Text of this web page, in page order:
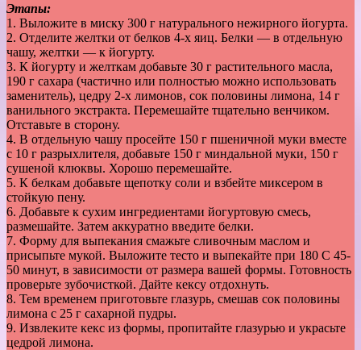
Этапы:
1. Выложите в миску 300 г натурального нежирного йогурта.
2. Отделите желтки от белков 4-х яиц. Белки — в отдельную
чашу, желтки — к йогурту.
3. К йогурту и желткам добавьте 30 г растительного масла,
190 г сахара (частично или полностью можно использовать
заменитель), цедру 2-х лимонов, сок половины лимона, 14 г
ванильного экстракта. Перемешайте тщательно венчиком.
Отставьте в сторону.
4. В отдельную чашу просейте 150 г пшеничной муки вместе
с 10 г разрыхлителя, добавьте 150 г миндальной муки, 150 г
сушеной клюквы. Хорошо перемешайте.
5. К белкам добавьте щепотку соли и взбейте миксером в
стойкую пену.
6. Добавьте к сухим ингредиентами йогуртовую смесь,
размешайте. Затем аккуратно введите белки.
7. Форму для выпекания смажьте сливочным маслом и
присыпьте мукой. Выложите тесто и выпекайте при 180 С 45-
50 минут, в зависимости от размера вашей формы. Готовность
проверьте зубочисткой. Дайте кексу отдохнуть.
8. Тем временем приготовьте глазурь, смешав сок половины
лимона с 25 г сахарной пудры.
9. Извлеките кекс из формы, пропитайте глазурью и украсьте
цедрой лимона.